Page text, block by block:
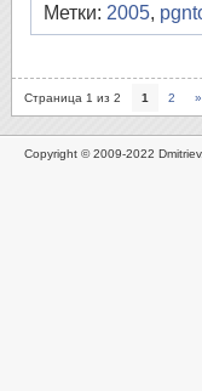
Метки: 2005,
Страница 1 из 2 1 2 »
Copyright © 2009-2022